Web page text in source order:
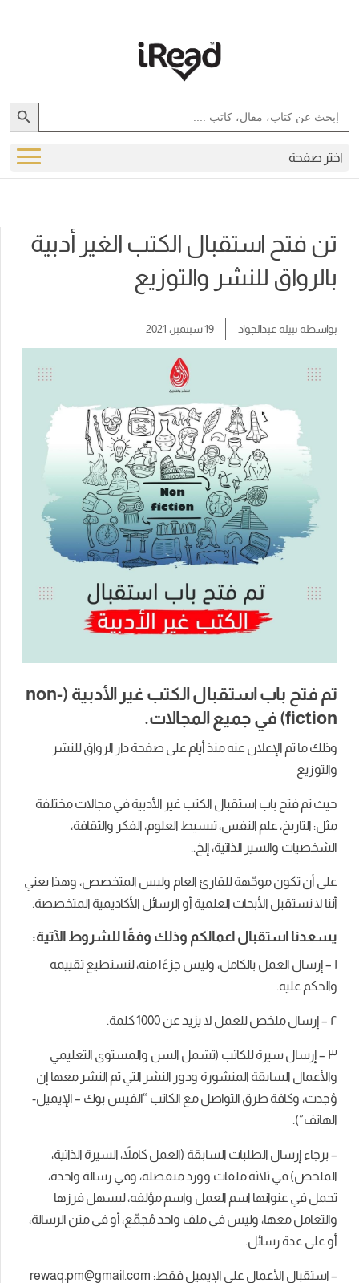
Search
for:
Search Button
اختر صفحة
تن فتح استقبال الكتب الغير أدبية
بالرواق للنشر والتوزيع
بواسطةنبيلة عبدالجواد 19 سبتمبر، 2021
تم فتح باب استقبال الكتب غير الأدبية (non-
fiction) في جميع المجالات.
وذلك ما تم الإعلان عنه منذ أيام على صفحة دار الرواق للنشر
والتوزيع
حيث تم فتح باب استقبال الكتب غير الأدبية في مجالات مختلفة
مثل: التاريخ، علم النفس، تبسيط العلوم، الفكر والثقافة،
الشخصيات والسير الذاتية، إلخ..
على أن تكون موجّهة للقارئ العام وليس المتخصص، وهذا يعني
أننا لا نستقبل الأبحاث العلمية أو الرسائل الأكاديمية المتخصصة.
يسعدنا استقبال اعمالكم وذلك وفقًا للشروط الآتية:
١ – إرسال العمل بالكامل، وليس جزءًا منه، لنستطيع تقييمه
والحكم عليه.
٢ – إرسال ملخص للعمل لا يزيد عن 1000 كلمة.
٣ – إرسال سيرة للكاتب (تشمل السن والمستوى التعليمي
والأعمال السابقة المنشورة ودور النشر التي تم النشر معها إن
وُجدت، وكافة طرق التواصل مع الكاتب “الفيس بوك – الإيميل-
الهاتف”).
– برجاء إرسال الطلبات السابقة (العمل كاملاً، السيرة الذاتية،
الملخص) في ثلاثة ملفات وورد منفصلة، وفي رسالة واحدة،
تحمل في عنوانها اسم العمل واسم مؤلفه، ليسهل فرزها
والتعامل معها، وليس في ملف واحد مُجمّع، أو في متن الرسالة،
أو على عدة رسائل.
– استقبال الأعمال على الإيميل فقط: rewaq.pm@gmail.com